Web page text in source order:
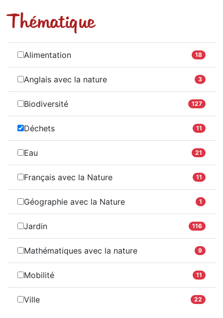
Thématique
Alimentation 18
Anglais avec la nature 3
Biodiversité 127
Déchets 11
Eau 21
Français avec la Nature 11
Géographie avec la Nature 1
Jardin 116
Mathématiques avec la nature 9
Mobilité 11
Ville 22